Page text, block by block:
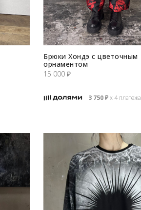
Брюки Хондэ с цветочным
орнаментом
15 000₽
3 750₽х 4 платежа